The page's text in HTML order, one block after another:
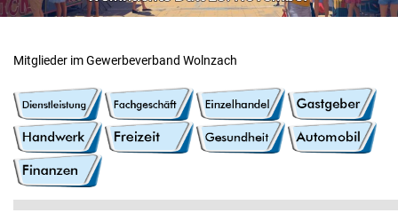
Mitglieder im Gewerbeverband Wolnzach